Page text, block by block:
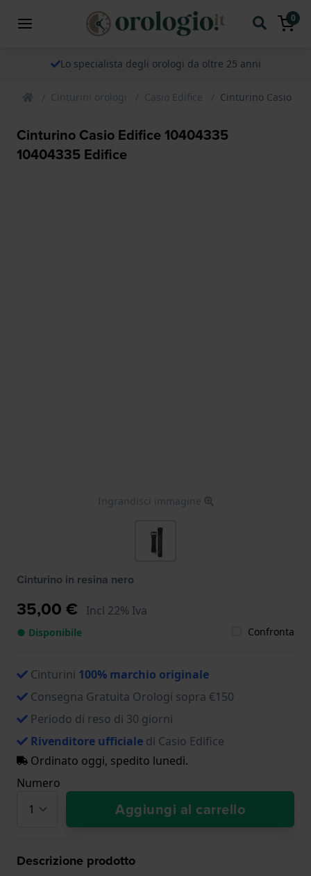
0
Lo specialista degli orologi da oltre 25 anni
Cinturini orologi Casio Edifice Cinturino Casio
Cinturino Casio Edifice 10404335
10404335 Edifice
Ingrandisci immagine
Cinturino in resina nero
35,00 € Incl 22% Iva
● Disponibile Confronta
Cinturini 100% marchio originale
Consegna Gratuita Orologi sopra €150
Periodo di reso di 30 giorni
Rivenditore ufficiale di Casio Edifice
Ordinato oggi, spedito lunedì.
Numero
Aggiungi al carrello
Descrizione prodotto